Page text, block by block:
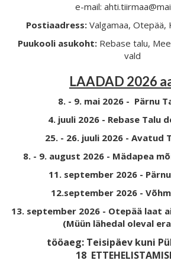
e-mail:
Postiaadress: Valgamaa, Otepää,
Puukooli asukoht: Rebase talu,
vald
LAADAD 2026
8. - 9. mai 2026 - Pärnu
4. juuli 2026 - Rebase Talu
25. - 26. juuli 2026 - Avatud
8. - 9. august 2026 - Mädapea
11. september 2026 -
12.september 2026 -
13. september 2026 - Otepää laat
(Müün lähedal oleval
tööaeg: Teisipäev kuni
18